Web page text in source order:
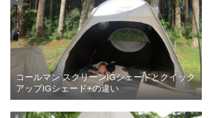
コールマン スクリーンIGシェードとクイック
アップIGシェード+の違い